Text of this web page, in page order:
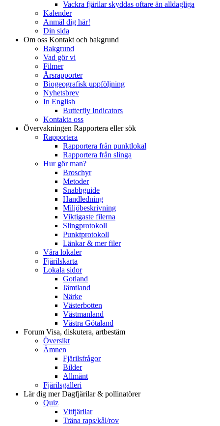
Vackra fjärilar skyddas oftare än alldagliga
Kalender
Anmäl dig här!
Din sida
Om oss Kontakt och bakgrund
Bakgrund
Vad gör vi
Filmer
Årsrapporter
Biogeografisk uppföljning
Nyhetsbrev
In English
Butterfly Indicators
Kontakta oss
Övervakningen Rapportera eller sök
Rapportera
Rapportera från punktlokal
Rapportera från slinga
Hur gör man?
Broschyr
Metoder
Snabbguide
Handledning
Miljöbeskrivning
Viktigaste filerna
Slingprotokoll
Punktprotokoll
Länkar & mer filer
Våra lokaler
Fjärilskarta
Lokala sidor
Gotland
Jämtland
Närke
Västerbotten
Västmanland
Västra Götaland
Forum Visa, diskutera, artbestäm
Översikt
Ämnen
Fjärilsfrågor
Bilder
Allmänt
Fjärilsgalleri
Lär dig merDagfjärilar & pollinatörer
Quiz
Vitfjärilar
Träna raps/kål/rov